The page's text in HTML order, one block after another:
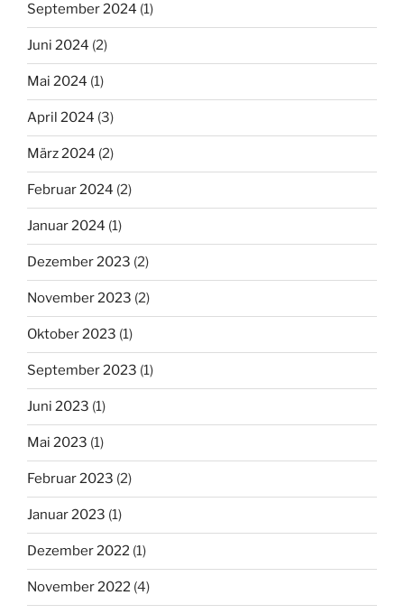
September 2024 (1)
Juni 2024 (2)
Mai 2024 (1)
April 2024 (3)
März 2024 (2)
Februar 2024 (2)
Januar 2024 (1)
Dezember 2023 (2)
November 2023 (2)
Oktober 2023 (1)
September 2023 (1)
Juni 2023 (1)
Mai 2023 (1)
Februar 2023 (2)
Januar 2023 (1)
Dezember 2022 (1)
November 2022 (4)